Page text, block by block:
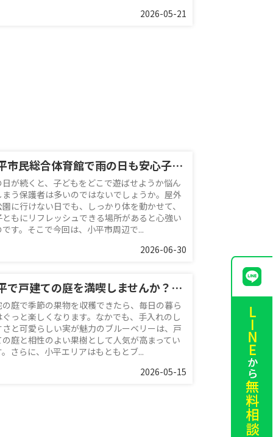
2026-05-21
小平市民総合体育館で雨の日も安心子連れレジャー！周辺情報と便利な利用のコツを紹介
日が続くと、子どもをどこで遊ばせようか悩ん
まう保護者は多いのではないでしょうか。屋外
に行けない日でも、しっかり体を動かせて、
ともにリフレッシュできる場所があると心強い
す。そこで今回は、小平市周辺で...
2026-06-30
小平で戸建ての庭を満喫しませんか？ブルーベリー栽培で季節の果物収穫を楽しむ暮らし
の庭で季節の果物を収穫できたら、毎日の暮ら
ぐっと楽しくなります。なかでも、手入れのし
さと可愛らしい実が魅力のブルーベリーは、戸
の庭と相性のよい果樹として人気が高まってい
さらに、小平エリアはもともとブ...
2026-05-15